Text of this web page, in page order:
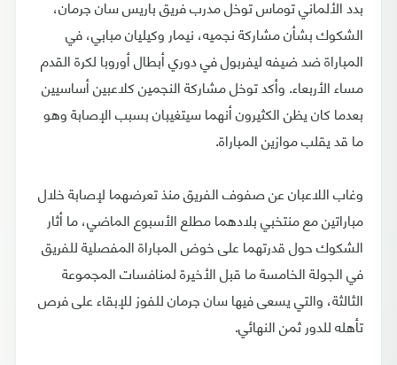
بدد الألماني توماس توخل مدرب فريق باريس سان جرمان،
الشكوك بشأن مشاركة نجميه، نيمار وكيليان مبابي، في
المباراة ضد ضيفه ليفربول في دوري أبطال أوروبا لكرة القدم
مساء الأربعاء. وأكد توخل مشاركة النجمين كلاعبين أساسيين
بعدما كان يظن الكثيرون أنهما سيتغيبان بسبب الإصابة وهو
ما قد يقلب موازين المباراة.
وغاب اللاعبان عن صفوف الفريق منذ تعرضهما لإصابة خلال
مباراتين مع منتخبي بلادهما مطلع الأسبوع الماضي، ما أثار
الشكوك حول قدرتهما على خوض المباراة المفصلية للفريق
في الجولة الخامسة ما قبل الأخيرة لمنافسات المجموعة
الثالثة، والتي يسعى فيها سان جرمان للفوز للإبقاء على فرص
تأهله للدور ثمن النهائي.